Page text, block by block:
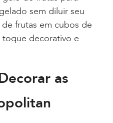
sem diluir seu
frutas em cubos de
decorativo e
as